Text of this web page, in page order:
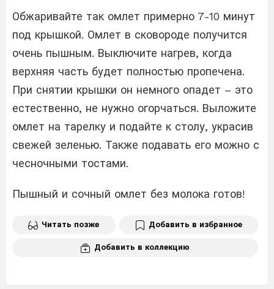
Обжаривайте так омлет примерно 7-10 минут
под крышкой. Омлет в сковороде получится
очень пышным. Выключите нагрев, когда
верхняя часть будет полностью пропечена.
При снятии крышки он немного опадет – это
естественно, не нужно огорчаться. Выложите
омлет на тарелку и подайте к столу, украсив
свежей зеленью. Также подавать его можно с
чесночными тостами.
Пышный и сочный омлет без молока готов!
Читать позже Добавить в избранное
Добавить в коллекцию